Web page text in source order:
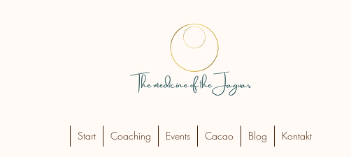
Start Coaching Events Cacao Blog Kontakt